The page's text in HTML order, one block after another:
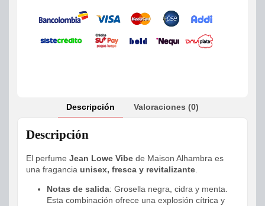
Descripción Valoraciones (0)
Descripción
El perfume Jean Lowe Vibe de Maison Alhambra es
una fragancia unisex, fresca y revitalizante.
Notas de salida: Grosella negra, cidra y menta.
Esta combinación ofrece una explosión cítrica y